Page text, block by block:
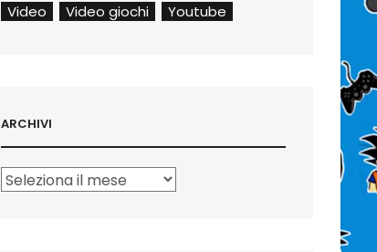
Video
Video giochi Youtube
ARCHIVI
Archivi